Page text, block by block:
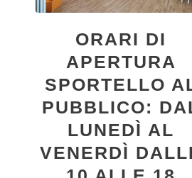
ORARI DI
APERTURA
SPORTELLO
PUBBLICO:
LUNEDÌ AL
VENERDÌ